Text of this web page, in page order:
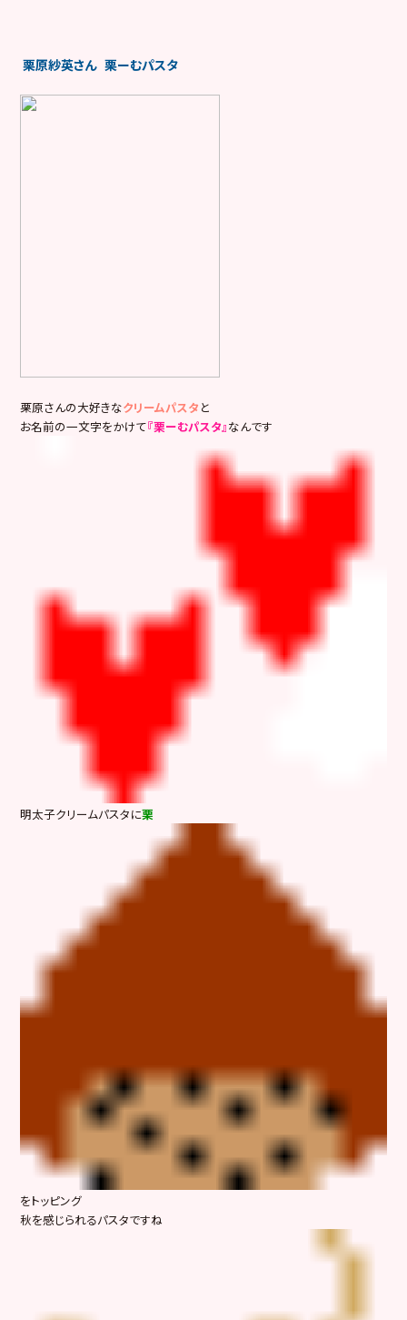
栗原紗英さん 栗ーむパスタ
栗原さんの大好きなクリームパスタ と
お名前の一文字をかけて『栗ーむパスタ』なんです
明太子クリームパスタに栗
をトッピング
秋を感じられるパスタですね